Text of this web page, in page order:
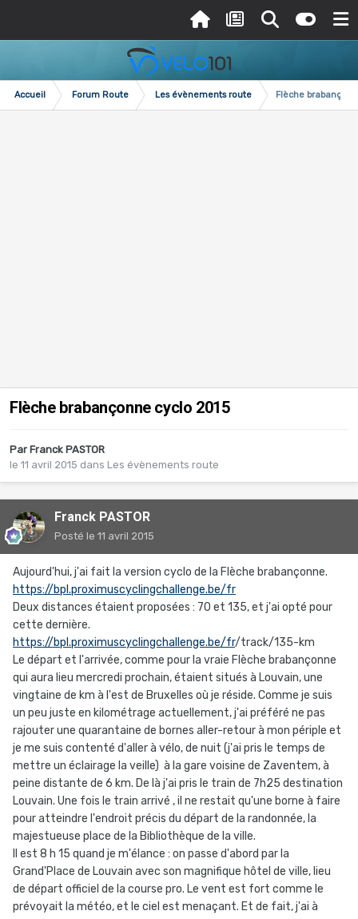
Accueil Forum Route Les évènements route Flèche
Flèche brabançonne cyclo 2015
Par Franck PASTOR
le 11 avril 2015 dans Les évènements route
Franck PASTOR
Posté le 11 avril 2015
Aujourd'hui, j'ai fait la version cyclo de la Flèche brabançonne.
https://bpl.proximuscyclingchallenge.be/fr
Deux distances étaient proposées : 70 et 135, et j'ai opté pour
cette dernière.
https://bpl.proximuscyclingchallenge.be/fr/track/135-km
Le départ et l'arrivée, comme pour la vraie Flèche brabançonne
qui aura lieu mercredi prochain, étaient situés à Louvain, une
vingtaine de km à l'est de Bruxelles où je réside. Comme je suis
un peu juste en kilométrage actuellement, j'ai préféré ne pas
rajouter une quarantaine de bornes aller-retour à mon périple et
je me suis contenté d'aller à vélo, de nuit (j'ai pris le temps de
mettre un éclairage la veille) à la gare voisine de Zaventem, à
peine distante de 6 km. De là j'ai pris le train de 7h25 destination
Louvain. Une fois le train arrivé , il ne restait qu'une borne à faire
pour atteindre l'endroit précis du départ de la randonnée, la
majestueuse place de la Bibliothèque de la ville.
Il est 8 h 15 quand je m'élance : on passe d'abord par la
Grand'Place de Louvain avec son magnifique hôtel de ville, lieu
de départ officiel de la course pro. Le vent est fort comme le
prévoyait la météo, et le ciel est menaçant. Et de fait, j'ai à